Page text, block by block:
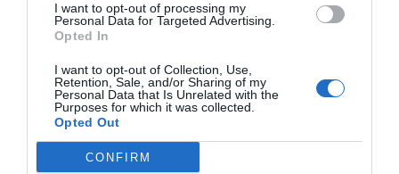
I want to opt-out of processing my
Personal Data for Targeted Advertising.
Opted In
I want to opt-out of Collection, Use,
Retention, Sale, and/or Sharing of my
Personal Data that Is Unrelated with the
Purposes for which it was collected.
Opted Out
CONFIRM
Publicidad
2Playbook Club2P